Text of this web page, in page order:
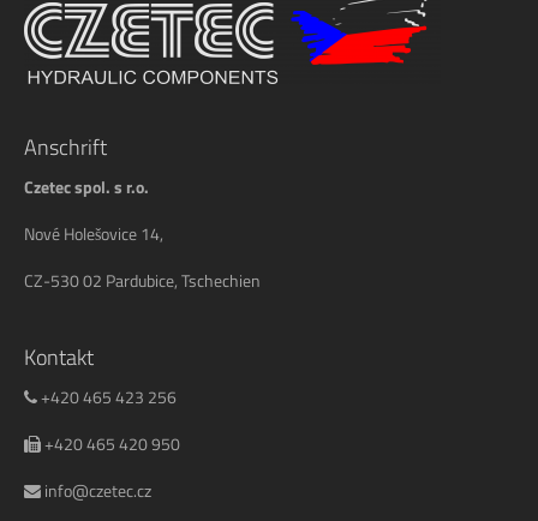
Anschrift
Czetec spol. s r.o.
Nové Holešovice 14,
CZ-530 02 Pardubice, Tschechien
Kontakt
+420 465 423 256
+420 465 420 950
info@czetec.cz